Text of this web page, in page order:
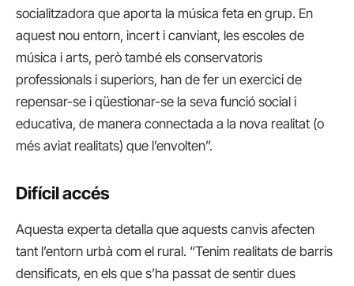
socialitzadora que aporta la música feta en grup. En
aquest nou entorn, incert i canviant, les escoles de
música i arts, però també els conservatoris
professionals i superiors, han de fer un exercici de
repensar-se i qüestionar-se la seva funció social i
educativa, de manera connectada a la nova realitat (o
més aviat realitats) que l’envolten”.
Difícil accés
Aquesta experta detalla que aquests canvis afecten
tant l’entorn urbà com el rural. “Tenim realitats de barris
densificats, en els que s’ha passat de sentir dues